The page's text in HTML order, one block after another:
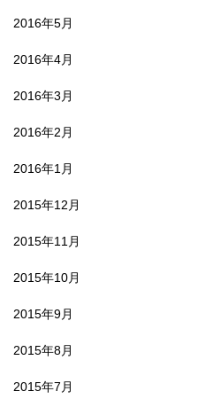
2016年5月
2016年4月
2016年3月
2016年2月
2016年1月
2015年12月
2015年11月
2015年10月
2015年9月
2015年8月
2015年7月